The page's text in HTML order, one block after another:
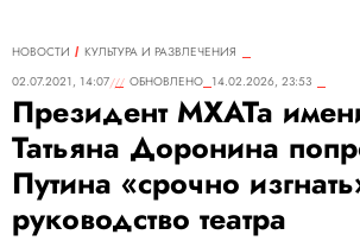
НОВОСТИ
КУЛЬТУРА И РАЗВЛЕЧЕНИЯ
02.07.2021, 14:07
ОБНОВЛЕНО 14.02.2026, 23:53
Президент МХАТа
Татьяна Доронина
Путина «срочно
руководство театра